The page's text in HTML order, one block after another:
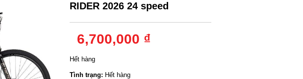
RIDER 2026 24 speed
6,700,000 ₫
Hết hàng
Tình trạng: Hết hàng